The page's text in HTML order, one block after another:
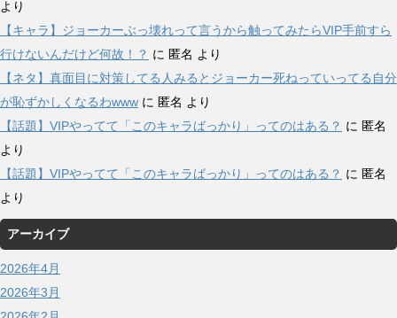
より
【キャラ】ジョーカーぶっ壊れって言うから触ってみたらVIP手前すら
行けないんだけど何故！？ に 匿名 より
【ネタ】真面目に対策してる人みるとジョーカー死ねっていってる自分
が恥ずかしくなるわwww に 匿名 より
【話題】VIPやってて「このキャラばっかり」ってのはある？ に 匿名
より
【話題】VIPやってて「このキャラばっかり」ってのはある？ に 匿名
より
アーカイブ
2026年4月
2026年3月